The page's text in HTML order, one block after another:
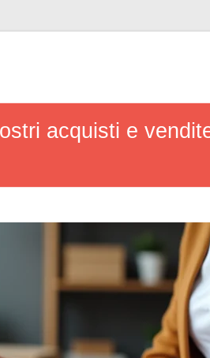
acquisti e